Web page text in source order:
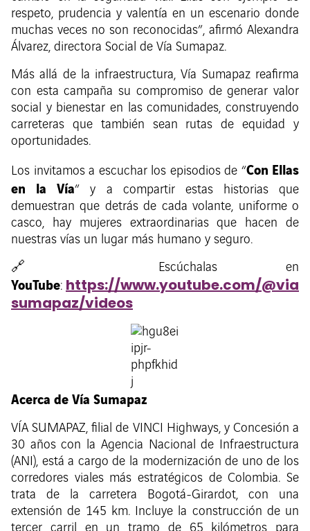
respeto, prudencia y valentía en un escenario donde
muchas veces no son reconocidas”, afirmó Alexandra
Álvarez, directora Social de Vía Sumapaz.
Más allá de la infraestructura, Vía Sumapaz reafirma
con esta campaña su compromiso de generar valor
social y bienestar en las comunidades, construyendo
carreteras que también sean rutas de equidad y
oportunidades.
Los invitamos a escuchar los episodios de “Con Ellas
en la Vía” y a compartir estas historias que
demuestran que detrás de cada volante, uniforme o
casco, hay mujeres extraordinarias que hacen de
nuestras vías un lugar más humano y seguro.
🔗 Escúchalas en
YouTube: https://www.youtube.com/@via
sumapaz/videos
Acerca de Vía Sumapaz
VÍA SUMAPAZ, filial de VINCI Highways, y Concesión a
30 años con la Agencia Nacional de Infraestructura
(ANI), está a cargo de la modernización de uno de los
corredores viales más estratégicos de Colombia. Se
trata de la carretera Bogotá-Girardot, con una
extensión de 145 km. Incluye la construcción de un